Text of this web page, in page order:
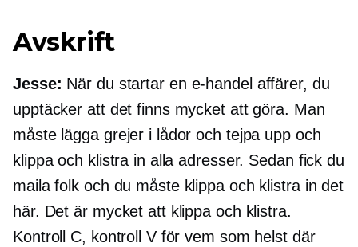
Avskrift
Jesse: När du startar en e-handel affärer, du
upptäcker att det finns mycket att göra. Man
måste lägga grejer i lådor och tejpa upp och
klippa och klistra in alla adresser. Sedan fick du
maila folk och du måste klippa och klistra in det
här. Det är mycket att klippa och klistra.
Kontroll C, kontroll V för vem som helst där